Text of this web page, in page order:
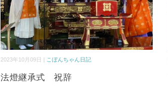
2023年10月09日 | こぼんちゃん日記
法燈継承式 祝辞